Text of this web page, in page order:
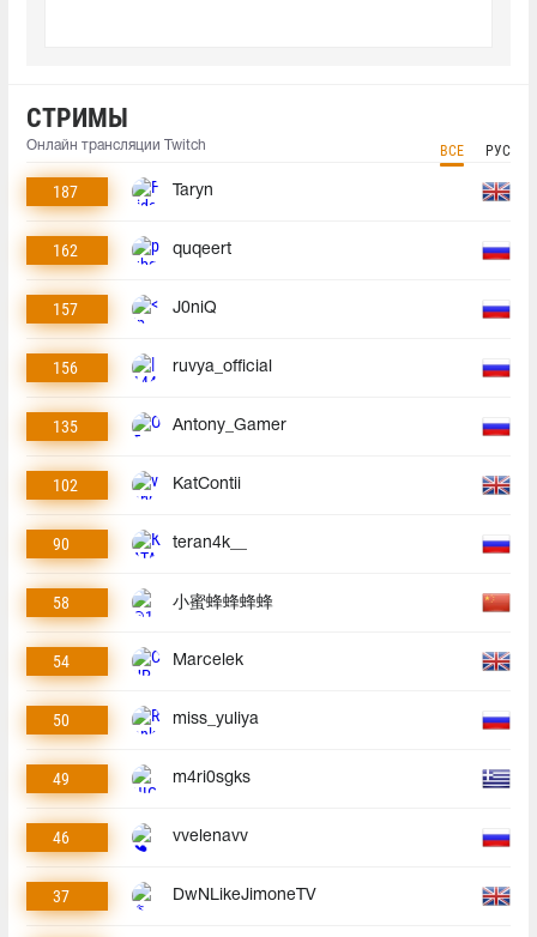
СТРИМЫ
Онлайн трансляции Twitch ВСЕ РУС
187 Taryn
162 quqeert
157 J0niQ
156 ruvya_official
135 Antony_Gamer
102 KatContii
90 teran4k__
58 小蜜蜂蜂蜂蜂
54 Marcelek
50 miss_yuliya
49 m4ri0sgks
46 vvelenavv
37 DwNLikeJimoneTV